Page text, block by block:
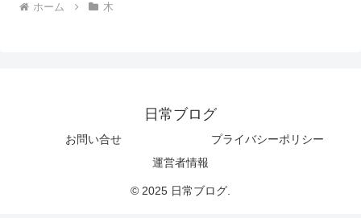
ホーム 木
日常ブログ
お問い合せ
プライバシーポリシー
運営者情報
© 2025 日常ブログ.